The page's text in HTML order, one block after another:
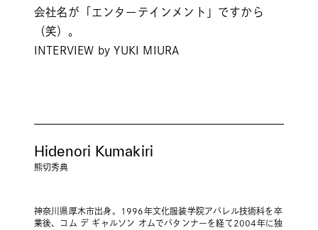
会社名が「エンターテインメント」ですから
（笑）。
INTERVIEW by YUKI MIURA
Hidenori Kumakiri
熊切秀典
神奈川県厚木市出身。1996年文化服装学院アパレル技術科を卒
業後、コム デ ギャルソン オムでパタンナーを経て2004年に独